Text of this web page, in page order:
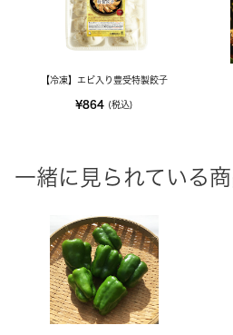
【冷凍】エビ入り豊受特製餃子
¥864 (税込)
一緒に見られている